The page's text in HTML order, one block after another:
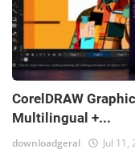
CorelDRAW
Multilingual +...
downloadgeral Jul 11,